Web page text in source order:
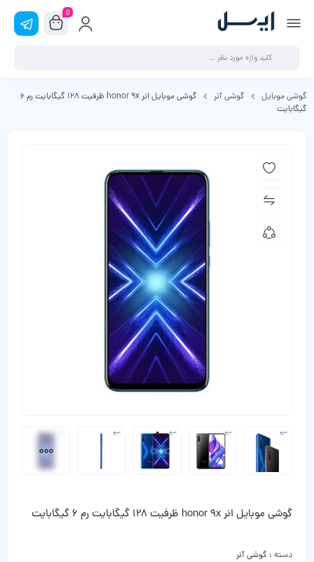
0
گوشی موبایل گوشی آنر
گوشی موبایل انر honor 9x ظرفیت 128 گیگابایت رم 6
گیگابایت
گوشی موبایل انر honor 9x ظرفیت 128 گیگابایت رم 6 گیگابایت
دسته : گوشی آنر